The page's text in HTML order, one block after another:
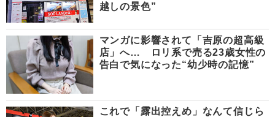
越しの景色”
マンガに影響されて「吉原の超高級
店」へ… ロリ系で売る23歳女性の
告白で気になった“幼少時の記憶”
これで「露出控えめ」なんて信じら